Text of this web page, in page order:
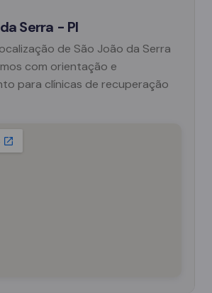
Serra - PI
de São João da Serra
com orientação e
para clínicas de recuperação